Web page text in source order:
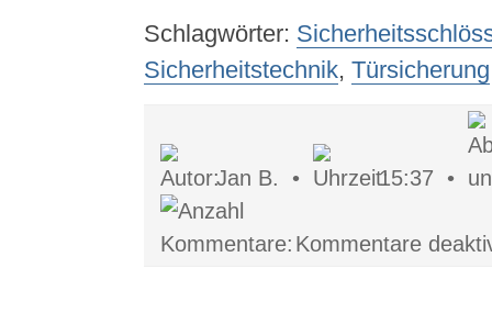
Schlagwörter:
Sicherheitstechnik, Türsicherung
Jan B. • 15:37 •
Kommentare